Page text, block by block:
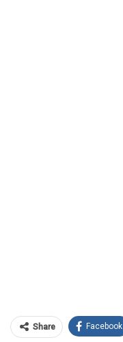
Share Facebook